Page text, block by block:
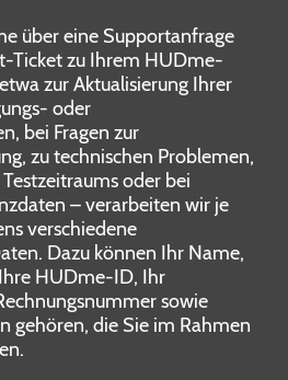
über eine Supportanfrage
Ticket zu Ihrem HUDme-
zur Aktualisierung Ihrer
oder
bei Fragen zur
zu technischen Problemen,
oder bei
– verarbeiten wir je
verschiedene
Dazu können Ihr Name,
HUDme-ID, Ihr
sowie
gehören, die Sie im Rahmen